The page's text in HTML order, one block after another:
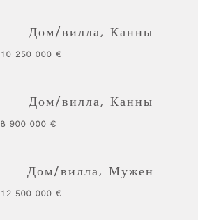
Дом/вилла, Канны
10 250 000 €
Дом/вилла, Канны
8 900 000 €
Дом/вилла, Мужен
12 500 000 €